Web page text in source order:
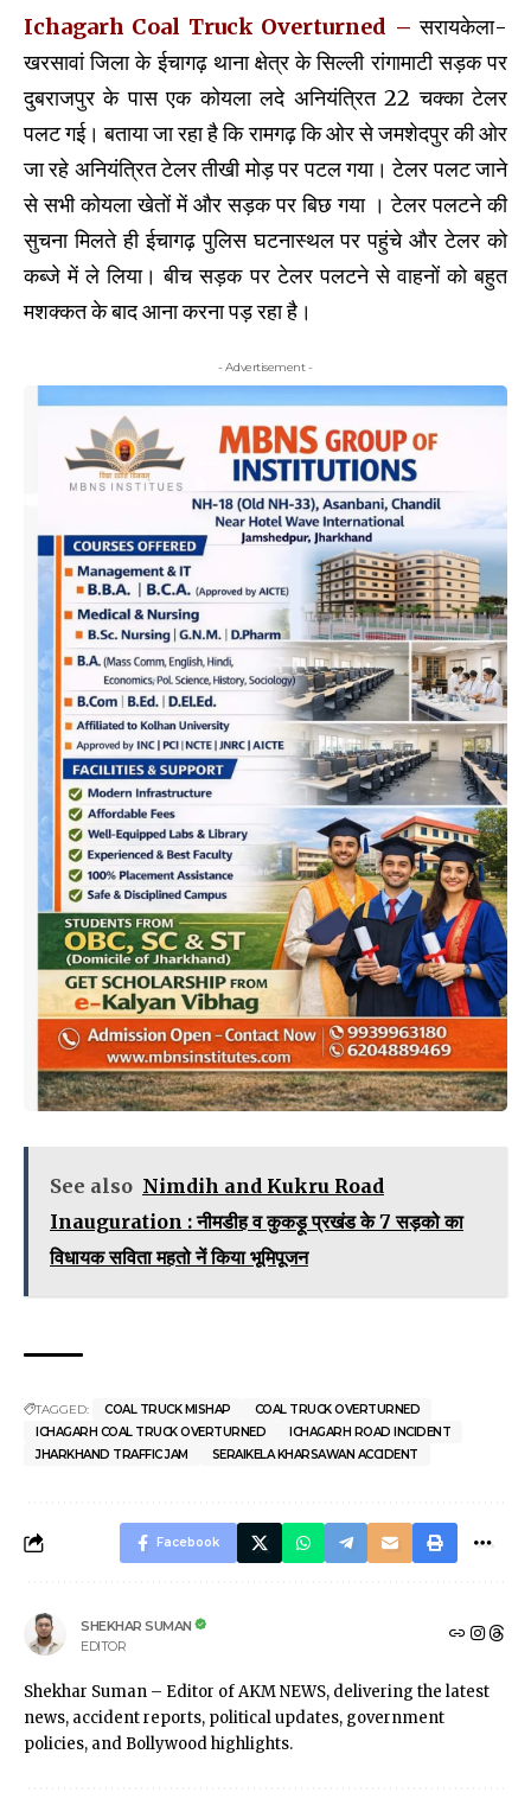
Ichagarh Coal Truck Overturned – सरायकेला-
खरसावां जिला के ईचागढ़ थाना क्षेत्र के सिल्ली रांगामाटी सड़क पर
दुबराजपुर के पास एक कोयला लदे अनियंत्रित 22 चक्का टेलर
पलट गई। बताया जा रहा है कि रामगढ़ कि ओर से जमशेदपुर की ओर
जा रहे अनियंत्रित टेलर तीखी मोड़ पर पटल‌ गया। टेलर पलट जाने
से सभी कोयला खेतों में और सड़क पर बिछ गया । टेलर पलटने की
सुचना मिलते ही ईचागढ़ पुलिस घटनास्थल पर पहुंचे और टेलर को
कब्जे में ले लिया। बीच सड़क पर टेलर पलटने से वाहनों को बहुत
मशक्कत के बाद आना करना पड़ रहा है।
- Advertisement -
See also Nimdih and Kukru Road
Inauguration : नीमडीह व कुकड़ू प्रखंड के 7 सड़को का
विधायक सविता महतो नें किया भूमिपूजन
TAGGED: COAL TRUCK MISHAP
COAL TRUCK OVERTURNED
ICHAGARH COAL TRUCK OVERTURNED
ICHAGARH ROAD INCIDENT
JHARKHAND TRAFFIC JAM
SERAIKELA KHARSAWAN ACCIDENT
Facebook
SHEKHAR SUMAN
EDITOR
Shekhar Suman – Editor of AKM NEWS, delivering the latest
news, accident reports, political updates, government
policies, and Bollywood highlights.